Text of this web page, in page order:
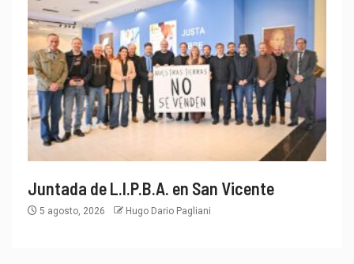
Juntada de L.I.P.B.A. en San Vicente
5 agosto, 2026 Hugo Dario Pagliani